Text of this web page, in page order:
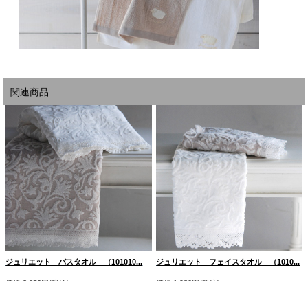
関連商品
ジュリエット バスタオル （101010... ジュリエット フェイスタオル （1010...